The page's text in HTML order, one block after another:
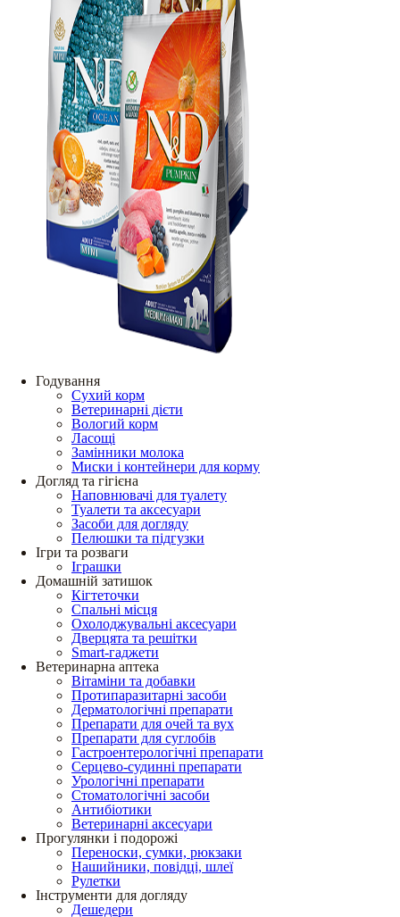
Годування
Сухий корм
Ветеринарні дієти
Вологий корм
Ласощі
Замінники молока
Миски і контейнери для корму
Догляд та гігієна
Наповнювачі для туалету
Туалети та аксесуари
Засоби для догляду
Пелюшки та підгузки
Ігри та розваги
Іграшки
Домашній затишок
Кігтеточки
Спальні місця
Охолоджувальні аксесуари
Дверцята та решітки
Smart-гаджети
Ветеринарна аптека
Вітаміни та добавки
Протипаразитарні засоби
Дерматологічні препарати
Препарати для очей та вух
Препарати для суглобів
Гастроентерологічні препарати
Серцево-судинні препарати
Урологічні препарати
Стоматологічні засоби
Антибіотики
Ветеринарні аксесуари
Прогулянки і подорожі
Переноски, сумки, рюкзаки
Нашийники, повідці, шлеї
Рулетки
Інструменти для догляду
Дешедери